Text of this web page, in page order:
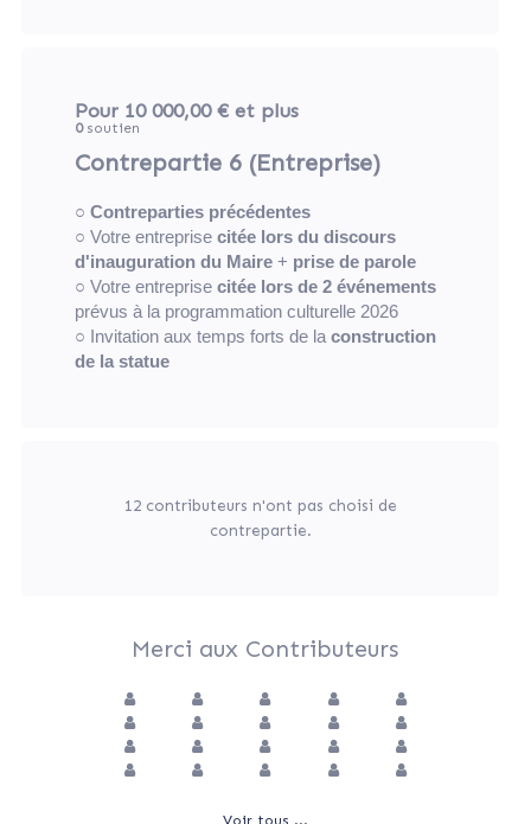
Pour 10 000,00 € et plus
0soutien
Contrepartie 6 (Entreprise)
○ Contreparties précédentes
○ Votre entreprise citée lors du discours
d'inauguration du Maire+ prise de parole
○ Votre entreprise citée lors de 2 événements
prévus à la programmation culturelle 2026
○ Invitation aux temps forts de la construction
de la statue
12 contributeurs n'ont pas choisi de
contrepartie.
Merci aux Contributeurs